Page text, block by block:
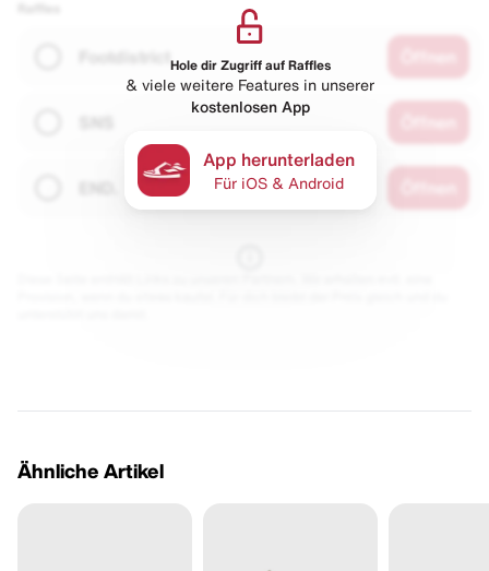
Hole dir Zugriff auf Raffles
& viele weitere Features in unserer
kostenlosen App
App herunterladen
Für iOS & Android
Ähnliche Artikel